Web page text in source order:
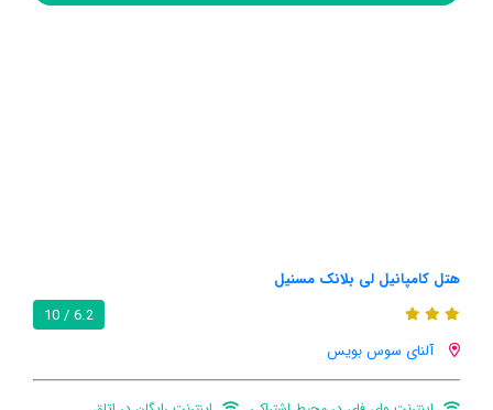
هتل کامپانیل لی بلانک مسنیل
6.2 / 10
آلنای سوس بویس